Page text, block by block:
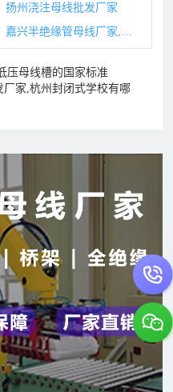
扬州浇注母线批发厂家
压母线槽的国家标准
家,杭州封闭式学校有哪